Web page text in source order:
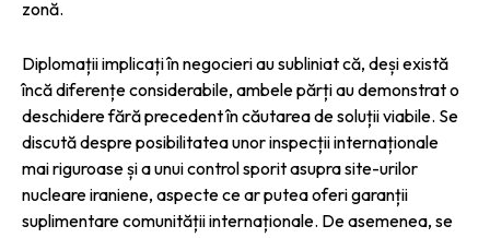
zonă.
Diplomații implicați în negocieri au subliniat că, deși există
încă diferențe considerabile, ambele părți au demonstrat o
deschidere fără precedent în căutarea de soluții viabile. Se
discută despre posibilitatea unor inspecții internaționale
mai riguroase și a unui control sporit asupra site-urilor
nucleare iraniene, aspecte ce ar putea oferi garanții
suplimentare comunității internaționale. De asemenea, se